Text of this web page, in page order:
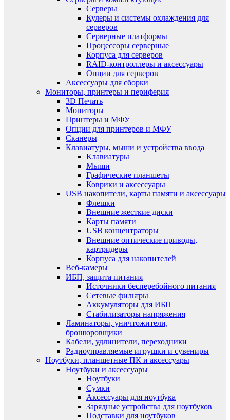
Серверы
Кулеры и системы охлаждения для
серверов
Серверные платформы
Процессоры серверные
Корпуса для серверов
RAID-контроллеры и аксессуары
Опции для серверов
Аксессуары для сборки
Мониторы, принтеры и периферия
3D Печать
Мониторы
Принтеры и МФУ
Опции для принтеров и МФУ
Сканеры
Клавиатуры, мыши и устройства ввода
Клавиатуры
Мыши
Графические планшеты
Коврики и аксессуары
USB накопители, карты памяти и аксессуары
Флешки
Внешние жесткие диски
Карты памяти
USB концентраторы
Внешние оптические приводы,
картридеры
Корпуса для накопителей
Веб-камеры
ИБП, защита питания
Источники бесперебойного питания
Сетевые фильтры
Аккумуляторы для ИБП
Стабилизаторы напряжения
Ламинаторы, уничтожители,
брошюровщики
Кабели, удлинители, переходники
Радиоуправляемые игрушки и сувениры
Ноутбуки, планшетные ПК и аксессуары
Ноутбуки и аксессуары
Ноутбуки
Сумки
Аксессуары для ноутбука
Зарядные устройства для ноутбуков
Подставки для ноутбуков